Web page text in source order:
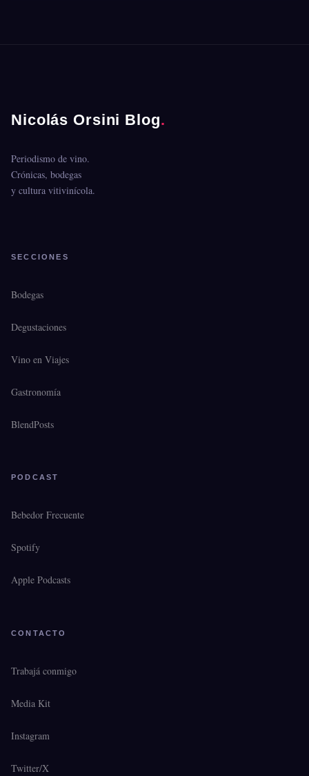
Nicolás Orsini Blog.
Periodismo de vino.
Crónicas, bodegas
y cultura vitivinícola.
SECCIONES
Bodegas
Degustaciones
Vino en Viajes
Gastronomía
BlendPosts
PODCAST
Bebedor Frecuente
Spotify
Apple Podcasts
CONTACTO
Trabajá conmigo
Media Kit
Instagram
Twitter/X